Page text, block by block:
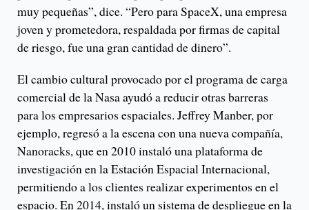
muy pequeñas”, dice. “Pero para SpaceX, una empresa
joven y prometedora, respaldada por firmas de capital
de riesgo, fue una gran cantidad de dinero”.
El cambio cultural provocado por el programa de carga
comercial de la Nasa ayudó a reducir otras barreras
para los empresarios espaciales. Jeffrey Manber, por
ejemplo, regresó a la escena con una nueva compañía,
Nanoracks, que en 2010 instaló una plataforma de
investigación en la Estación Espacial Internacional,
permitiendo a los clientes realizar experimentos en el
espacio. En 2014, instaló un sistema de despliegue en la